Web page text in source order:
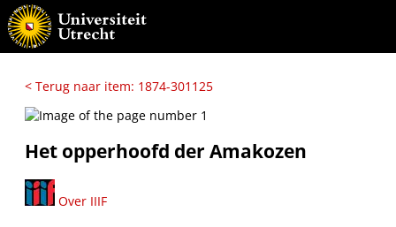
< Terug naar item: 1874-301125
Het opperhoofd der Amakozen
Over IIIF